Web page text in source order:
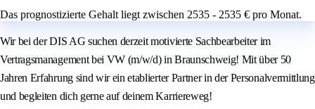
Das prognostizierte Gehalt liegt zwischen 2535 - 2535 € pro Monat.
Wir bei der DIS AG suchen derzeit motivierte Sachbearbeiter im
Vertragsmanagement bei VW (m/w/d) in Braunschweig! Mit über 50
Jahren Erfahrung sind wir ein etablierter Partner in der Personalvermittlung
und begleiten dich gerne auf deinem Karriereweg!